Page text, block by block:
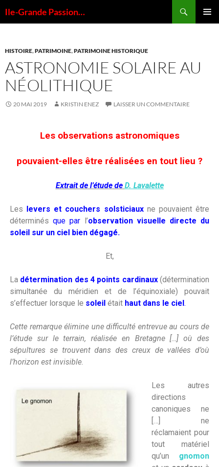
Ile-Grande Passion…
HISTOIRE,PATRIMOINE,PATRIMOINE HISTORIQUE
ASTRONOMIE SOLAIRE AU
NÉOLITHIQUE
20 MAI 2019 KRISTIN ENEZ LAISSER UN COMMENTAIRE
Les observations astronomiques
pouvaient-elles être réalisées en tout lieu ?
Extrait de l’étude de D. Lavalette
Les levers et couchers solsticiauxne pouvaient être
déterminésque par l’observation visuelle directe du
soleil sur un ciel bien dégagé.
Et,
La détermination des 4 points cardinaux (détermination
simultanée du méridien et de l’équinoxiale) pouvait
s’effectuer lorsque le soleil était haut dans le ciel.
Cette remarque élimine une difficulté entrevue au cours de
l’étude sur le terrain, réalisée en Bretagne […] où des
sépultures se trouvent dans des creux de vallées d’où
l’horizon est invisible.
Les autres
directions
canoniques ne
[…] ne
réclamaient pour
tout matériel
qu’un gnomon